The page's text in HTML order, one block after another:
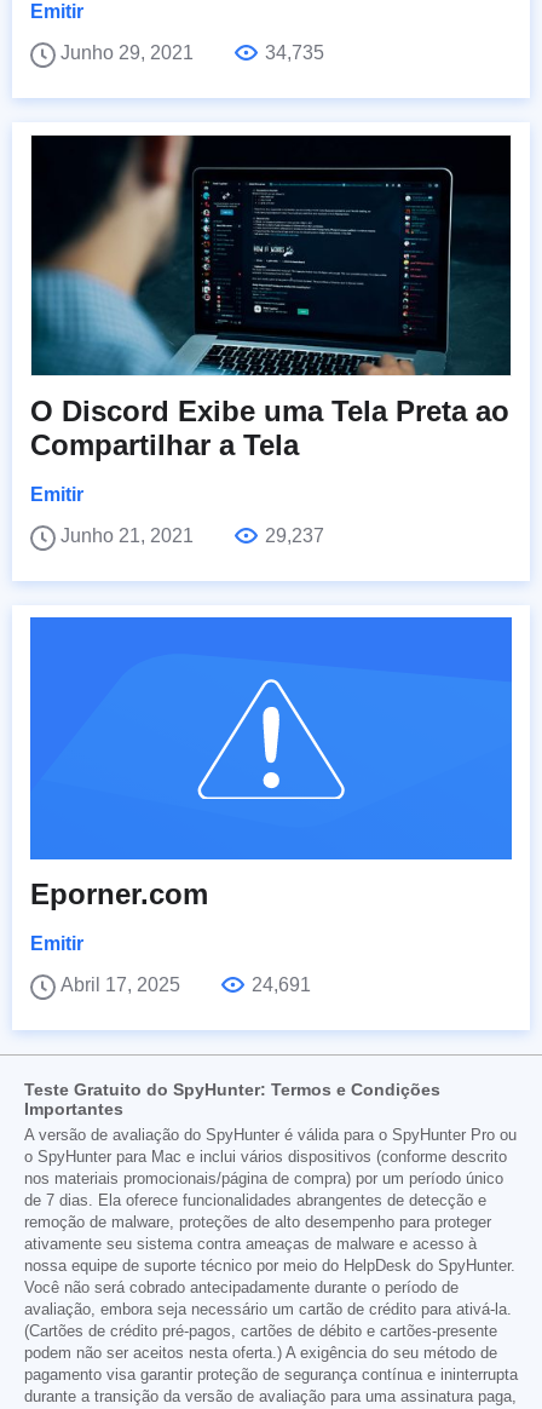
Emitir
Junho 29, 2021
34,735
O Discord Exibe uma Tela Preta ao
Compartilhar a Tela
Emitir
Junho 21, 2021
29,237
Eporner.com
Emitir
Abril 17, 2025
24,691
Teste Gratuito do SpyHunter: Termos e Condições
Importantes
A versão de avaliação do SpyHunter é válida para o SpyHunter Pro ou
o SpyHunter para Mac e inclui vários dispositivos (conforme descrito
nos materiais promocionais/página de compra) por um período único
de 7 dias. Ela oferece funcionalidades abrangentes de detecção e
remoção de malware, proteções de alto desempenho para proteger
ativamente seu sistema contra ameaças de malware e acesso à
nossa equipe de suporte técnico por meio do HelpDesk do SpyHunter.
Você não será cobrado antecipadamente durante o período de
avaliação, embora seja necessário um cartão de crédito para ativá-la.
(Cartões de crédito pré-pagos, cartões de débito e cartões-presente
podem não ser aceitos nesta oferta.) A exigência do seu método de
pagamento visa garantir proteção de segurança contínua e ininterrupta
durante a transição da versão de avaliação para uma assinatura paga,